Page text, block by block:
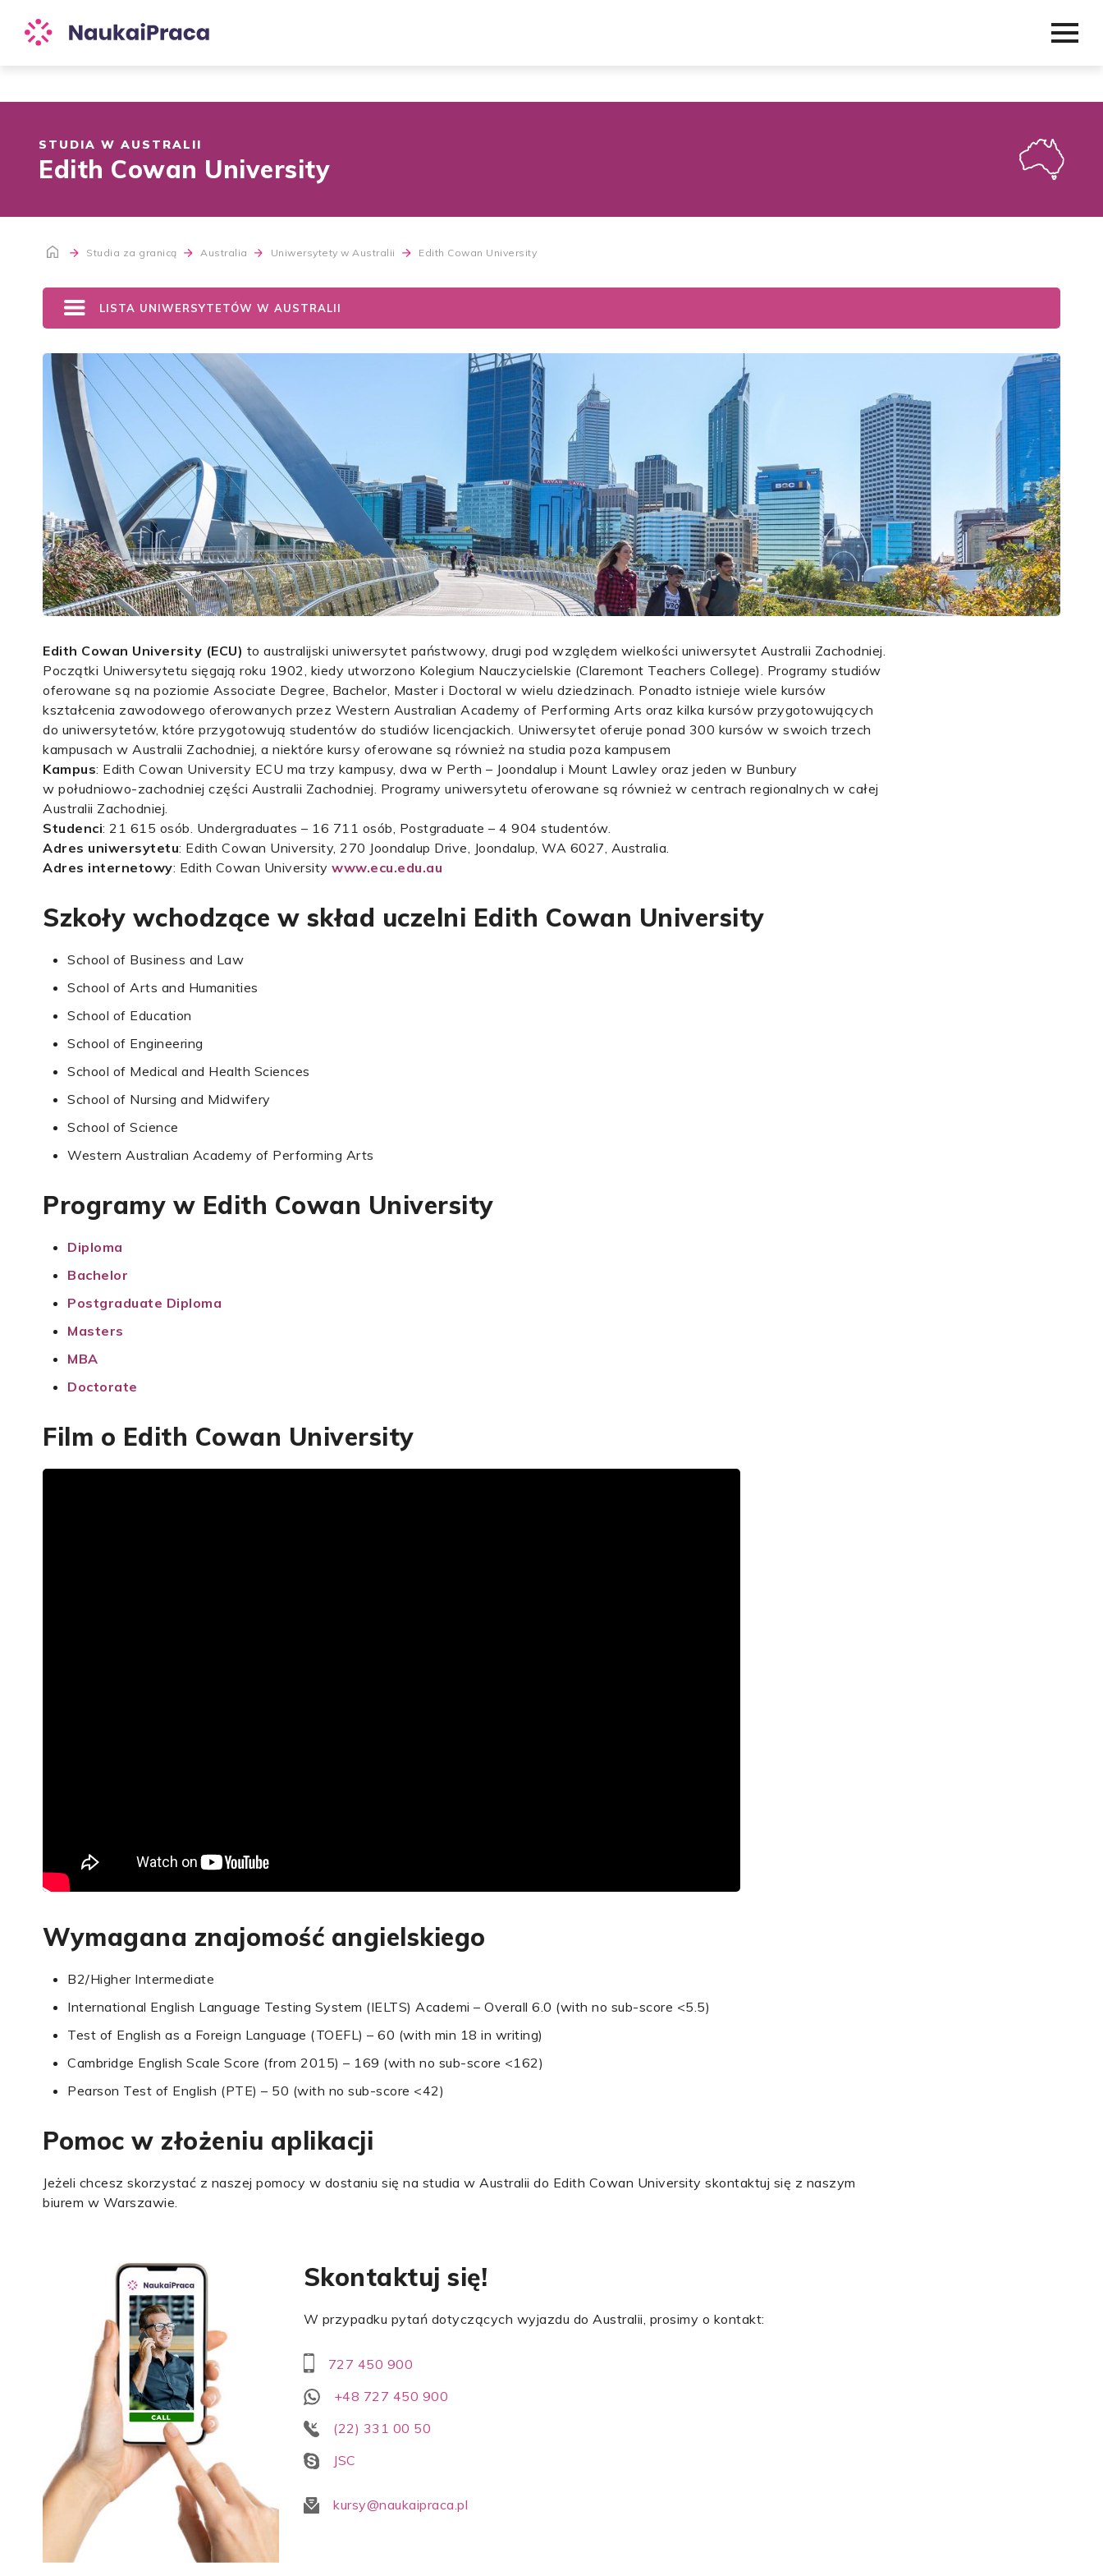
STUDIA W AUSTRALII
Edith Cowan University
Studia za granicą Australia Uniwersytety w Australii Edith Cowan University
LISTA UNIWERSYTETÓW W AUSTRALII
Edith Cowan University (ECU) to australijski uniwersytet państwowy, drugi pod względem wielkości uniwersytet Australii Zachodniej.
Początki Uniwersytetu sięgają roku 1902, kiedy utworzono Kolegium Nauczycielskie (Claremont Teachers College). Programy studiów
oferowane są na poziomie Associate Degree, Bachelor, Master i Doctoral w wielu dziedzinach. Ponadto istnieje wiele kursów
kształcenia zawodowego oferowanych przez Western Australian Academy of Performing Arts oraz kilka kursów przygotowujących
do uniwersytetów, które przygotowują studentów do studiów licencjackich. Uniwersytet oferuje ponad 300 kursów w swoich trzech
kampusach w Australii Zachodniej, a niektóre kursy oferowane są również na studia poza kampusem
Kampus: Edith Cowan University ECU ma trzy kampusy, dwa w Perth – Joondalup i Mount Lawley oraz jeden w Bunbury
w południowo-zachodniej części Australii Zachodniej. Programy uniwersytetu oferowane są również w centrach regionalnych w całej
Australii Zachodniej.
Studenci: 21 615 osób. Undergraduates – 16 711 osób, Postgraduate – 4 904 studentów.
Adres uniwersytetu: Edith Cowan University, 270 Joondalup Drive, Joondalup, WA 6027, Australia.
Adres internetowy: Edith Cowan University www.ecu.edu.au
Szkoły wchodzące w skład uczelni Edith Cowan University
School of Business and Law
School of Arts and Humanities
School of Education
School of Engineering
School of Medical and Health Sciences
School of Nursing and Midwifery
School of Science
Western Australian Academy of Performing Arts
Programy w Edith Cowan University
Diploma
Bachelor
Postgraduate Diploma
Masters
MBA
Doctorate
Film o Edith Cowan University
Wymagana znajomość angielskiego
B2/Higher Intermediate
International English Language Testing System (IELTS) Academi – Overall 6.0 (with no sub-score <5.5)
Test of English as a Foreign Language (TOEFL) – 60 (with min 18 in writing)
Cambridge English Scale Score (from 2015) – 169 (with no sub-score <162)
Pearson Test of English (PTE) – 50 (with no sub-score <42)
Pomoc w złożeniu aplikacji
Jeżeli chcesz skorzystać z naszej pomocy w dostaniu się na studia w Australii do Edith Cowan University skontaktuj się z naszym
biurem w Warszawie.
Skontaktuj się!
W przypadku pytań dotyczących wyjazdu do Australii, prosimy o kontakt:
727 450 900
+48 727 450 900
(22) 331 00 50
JSC
kursy@naukaipraca.pl